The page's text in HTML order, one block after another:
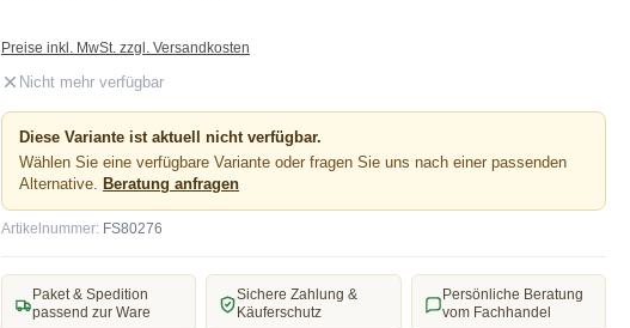
Preise inkl. MwSt. zzgl. Versandkosten
Nicht mehr verfügbar
Diese Variante ist aktuell nicht verfügbar.
Wählen Sie eine verfügbare Variante oder fragen Sie uns nach einer passenden
Alternative. Beratung anfragen
Artikelnummer: FS80276
Paket & Spedition
passend zur Ware
Sichere Zahlung &
Käuferschutz
Persönliche Beratung
vom Fachhandel